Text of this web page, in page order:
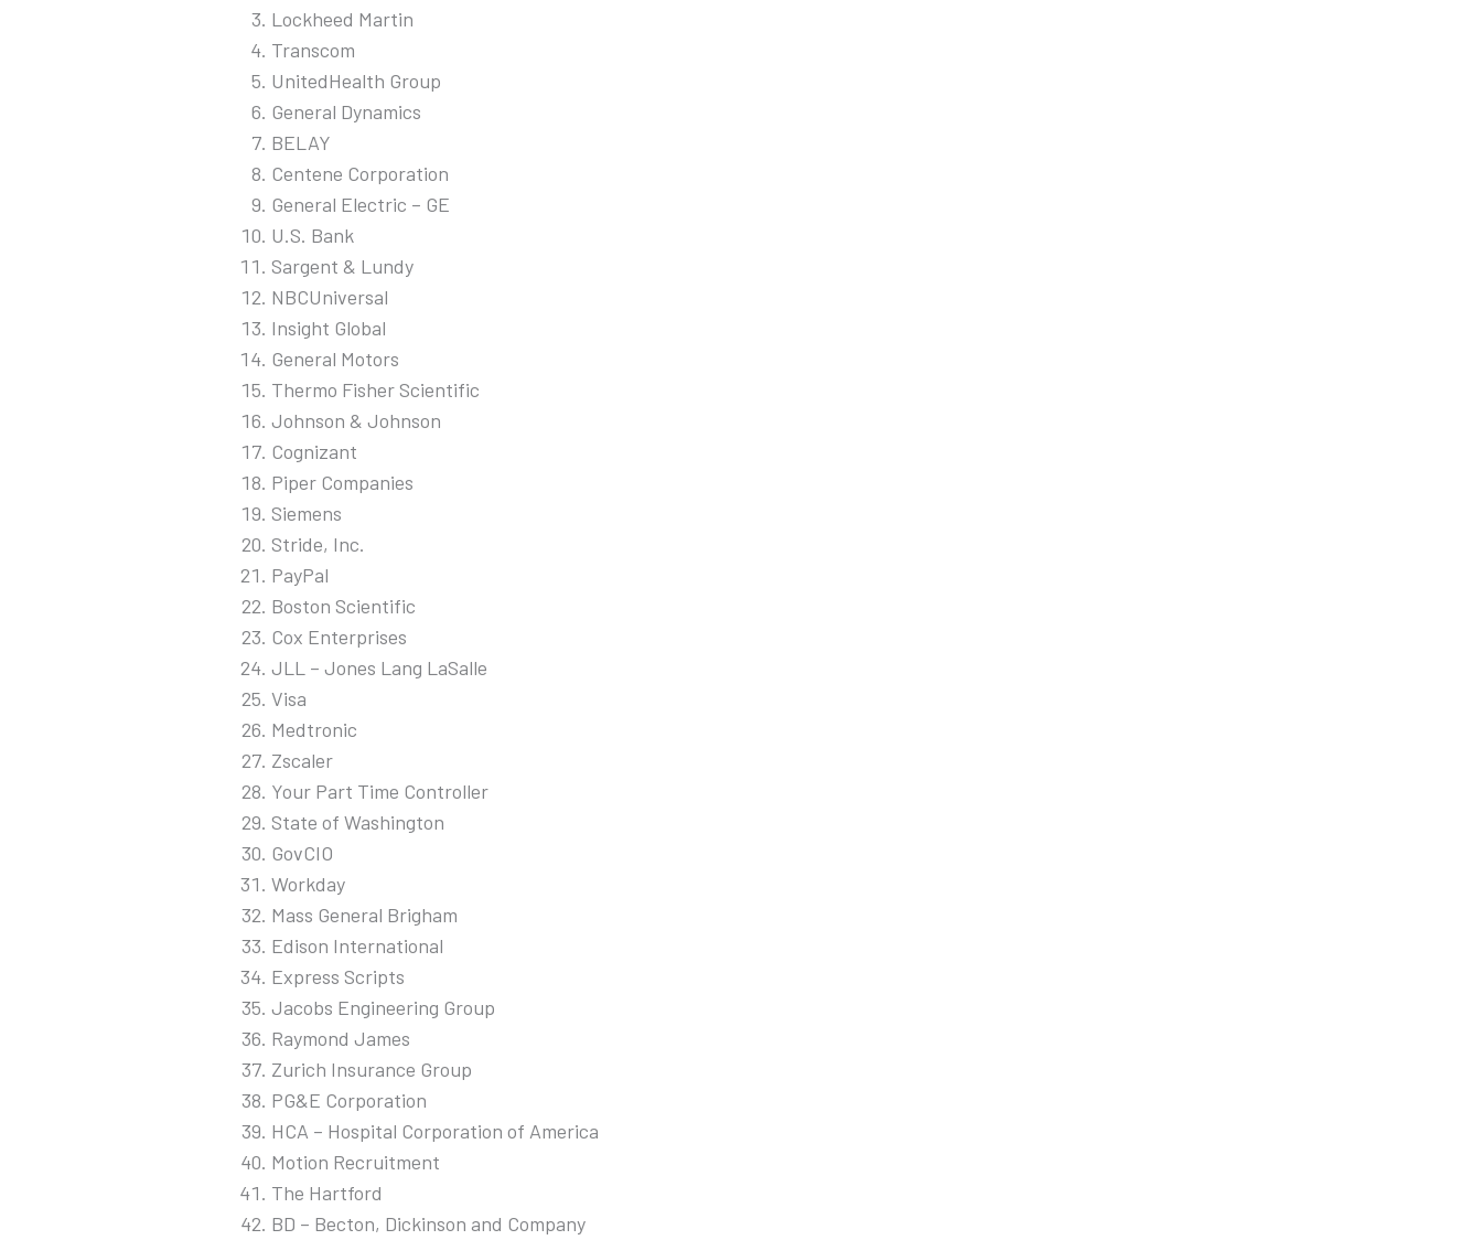
Lockheed Martin
Transcom
UnitedHealth Group
General Dynamics
BELAY
Centene Corporation
General Electric – GE
U.S. Bank
Sargent & Lundy
NBCUniversal
Insight Global
General Motors
Thermo Fisher Scientific
Johnson & Johnson
Cognizant
Piper Companies
Siemens
Stride, Inc.
PayPal
Boston Scientific
Cox Enterprises
JLL – Jones Lang LaSalle
Visa
Medtronic
Zscaler
Your Part Time Controller
State of Washington
GovCIO
Workday
Mass General Brigham
Edison International
Express Scripts
Jacobs Engineering Group
Raymond James
Zurich Insurance Group
PG&E Corporation
HCA – Hospital Corporation of America
Motion Recruitment
The Hartford
BD – Becton, Dickinson and Company